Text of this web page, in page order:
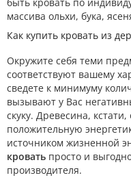
массива ольхи, бука,
Как купить кровать из
Окружите себя теми
соответствуют вашему
сведете к минимуму
вызывают у Вас
скуку. Древесина,
положительную
источником жизненной
кровать просто и
производителя.